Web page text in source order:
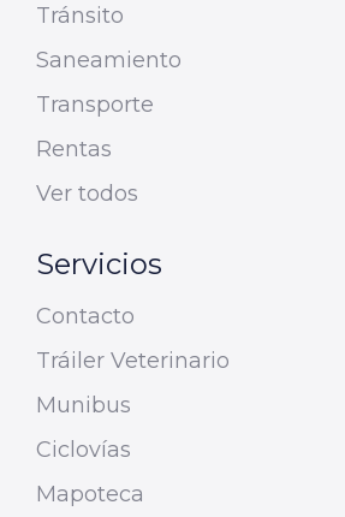
Tránsito
Saneamiento
Transporte
Rentas
Ver todos
Servicios
Contacto
Tráiler Veterinario
Munibus
Ciclovías
Mapoteca